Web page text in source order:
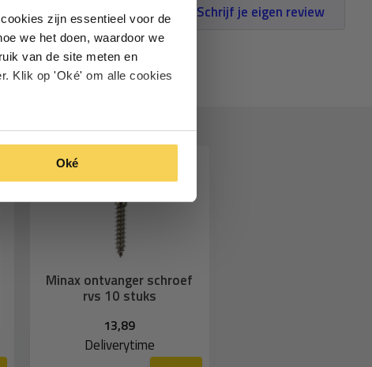
zijn essentieel voor de
we het doen, waardoor we
van de site meten en
Klik op 'Oké' om alle cookies
Oké
Schrijf je eigen review
Minax ontvanger schroef
rvs 10 stuks
13,89
Deliverytime